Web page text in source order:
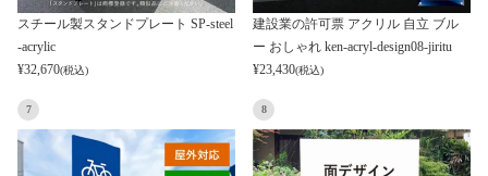
スチール製スタンドプレート SP-steel
-acrylic
¥32,670(税込)
建設業の許可票 アクリル 自立 ブル
ー おしゃれ ken-acryl-design08-jiritu
¥23,430(税込)
7 8